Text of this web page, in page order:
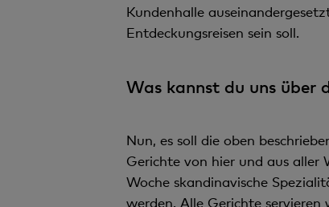
Kundenhalle
Entdeckungsreisen sein soll.
Was kannst du uns über
Nun, es soll die oben
Gerichte von hier und aus aller
Woche skandinavische
werden. Alle Gerichte